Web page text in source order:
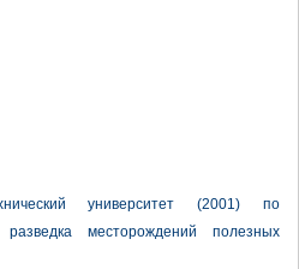
университет (2001) по
месторождений полезных